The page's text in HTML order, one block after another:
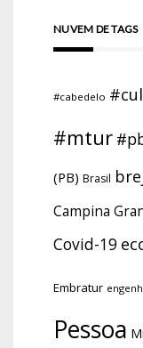
NUVEM DE TAGS
#cabedelo
#mtur
(PB) Brasil
Campina
Covid-19
Embratur
Pessoa